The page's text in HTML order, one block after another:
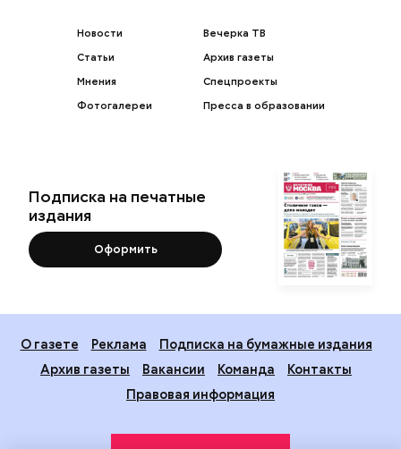
Новости
Статьи
Мнения
Фотогалереи
Вечерка ТВ
Архив газеты
Спецпроекты
Пресса в образовании
Подписка на печатные
издания
Оформить
О газете Реклама
Подписка на бумажные издания
Архив газеты
Вакансии Команда
Контакты
Правовая информация